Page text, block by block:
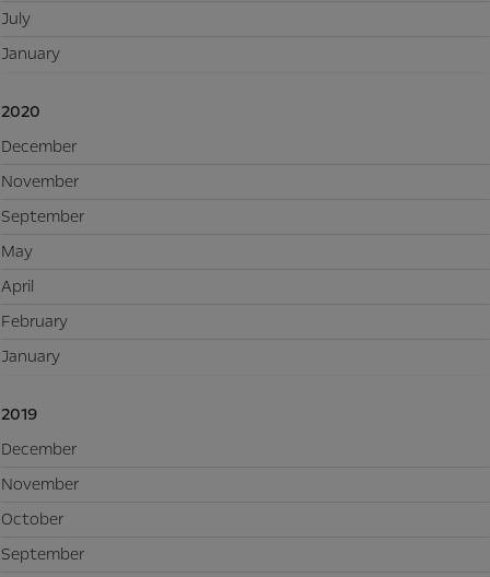
July
January
2020
December
November
September
May
April
February
January
2019
December
November
October
September